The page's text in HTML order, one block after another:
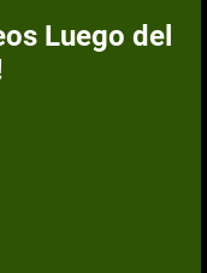
Luego del